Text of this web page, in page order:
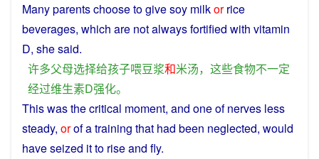
Manyparentschoosetogivesoy milkor rice
beverages, which are notalwaysfortified with vitamin
D, she said.
许多父母选择给孩子喂豆浆和米汤， 这些食物不一定
经过维生素D强化。
Thiswasthecritical moment, and oneofnerves less
steady, orofatraining that had been neglected, would
haveseized it to riseand fly.